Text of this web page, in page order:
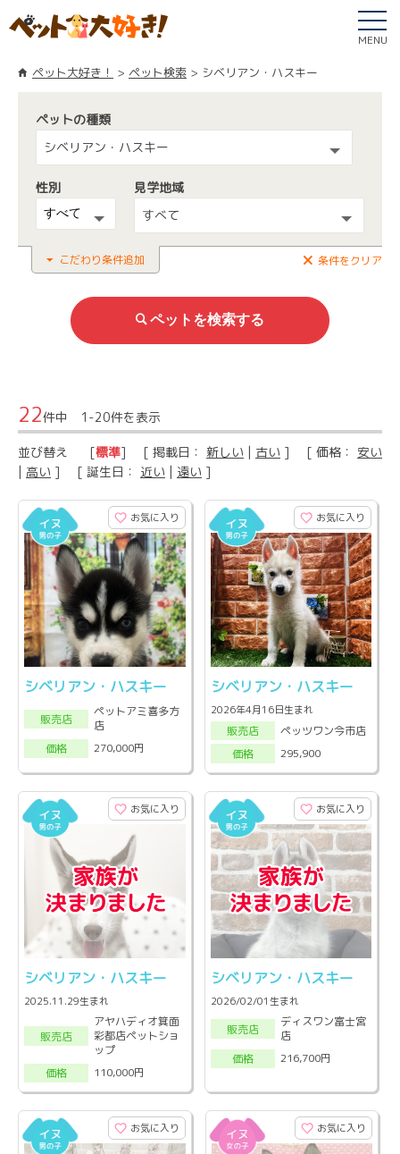
MENU
ペット大好き！ ペット検索 シベリアン・ハスキー
ペットの種類
シベリアン・ハスキー
性別
見学地域
すべて
こだわり条件追加 条件をクリア
22件中 1-20件を表示
並び替え [標準] [ 掲載日： 新しい | 古い ] [ 価格： 安い
| 高い ] [ 誕生日： 近い | 遠い ]
お気に入り
シベリアン・ハスキー
販売店
ペットアミ喜多方
店
価格
270,000円
お気に入り
シベリアン・ハスキー
2026年4月16日生まれ
販売店
ペッツワン今市店
価格
295,900
お気に入り
シベリアン・ハスキー
2025.11.29生まれ
販売店
アヤハディオ箕面
彩都店ペットショ
ップ
価格
110,000円
お気に入り
シベリアン・ハスキー
2026/02/01生まれ
販売店
ディスワン富士宮
店
価格
216,700円
お気に入り お気に入り